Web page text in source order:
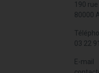
190
80000
03 22
E-mail